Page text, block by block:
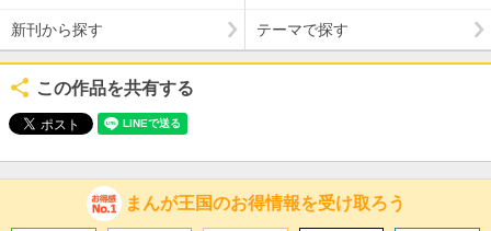
新刊から探す テーマで探す
この作品を共有する
まんが王国のお得情報を受け取ろう